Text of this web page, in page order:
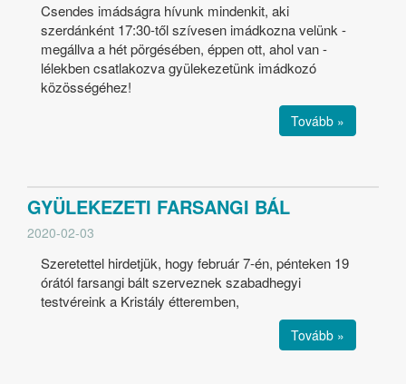
Csendes imádságra hívunk mindenkit, aki
szerdánként 17:30-től szívesen imádkozna velünk -
megállva a hét pörgésében, éppen ott, ahol van -
lélekben csatlakozva gyülekezetünk imádkozó
közösségéhez!
Tovább »
GYÜLEKEZETI FARSANGI BÁL
2020-02-03
Szeretettel hirdetjük, hogy február 7-én, pénteken 19
órától farsangi bált szerveznek szabadhegyi
testvéreink a Kristály étteremben,
Tovább »